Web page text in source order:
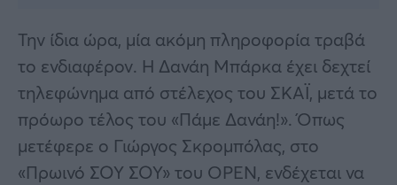
Την ίδια ώρα, μία ακόμη πληροφορία τραβά
το ενδιαφέρον. Η Δανάη Μπάρκα έχει δεχτεί
τηλεφώνημα από στέλεχος του ΣΚΑΪ, μετά το
πρόωρο τέλος του «Πάμε Δανάη!». Όπως
μετέφερε ο Γιώργος Σκρομπόλας, στο
«Πρωινό ΣΟΥ ΣΟΥ» του OPEN, ενδέχεται να